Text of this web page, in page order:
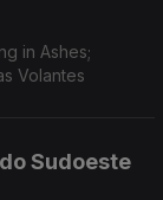
in Ashes;
Volantes
Sudoeste